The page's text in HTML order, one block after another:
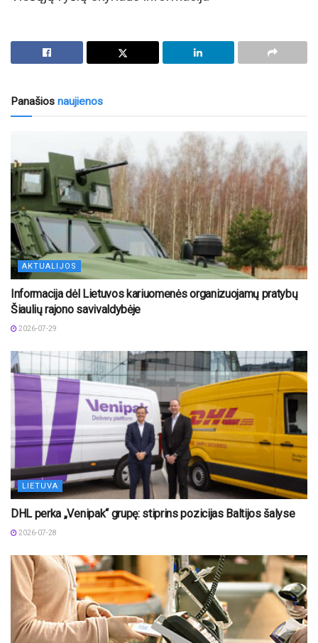
Panašios naujienos
AKTUALIJOS
Informacija dėl Lietuvos kariuomenės organizuojamų pratybų
Šiaulių rajono savivaldybėje
2026-07-29
LIETUVA
DHL perka „Venipak“ grupę: stiprins pozicijas Baltijos šalyse
2026-07-28